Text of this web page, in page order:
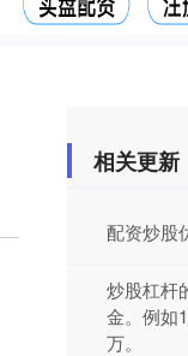
相关更新
配资炒股
炒股杠杆
金。例如
万。